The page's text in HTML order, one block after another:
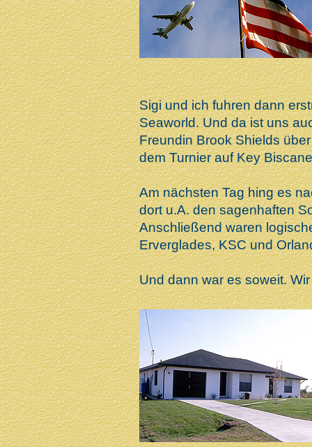
Sigi und ich fuhren dann
Seaworld. Und da ist uns
Freundin Brook Shields
dem Turnier auf Key
Am nächsten Tag hing es
dort u.A. den sagenhaften
Anschließend waren
Erverglades, KSC und
Und dann war es soweit.